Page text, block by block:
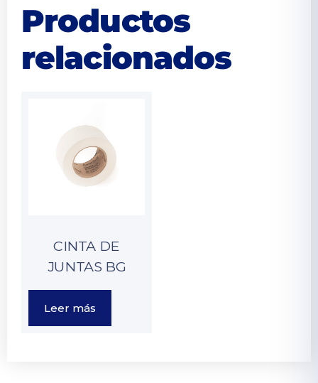
Productos
relacionados
CINTA DE
JUNTAS BG
Leer más